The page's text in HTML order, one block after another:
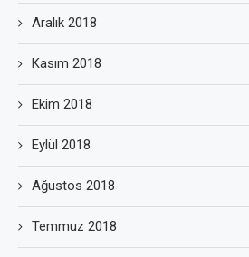
Aralık 2018
Kasım 2018
Ekim 2018
Eylül 2018
Ağustos 2018
Temmuz 2018